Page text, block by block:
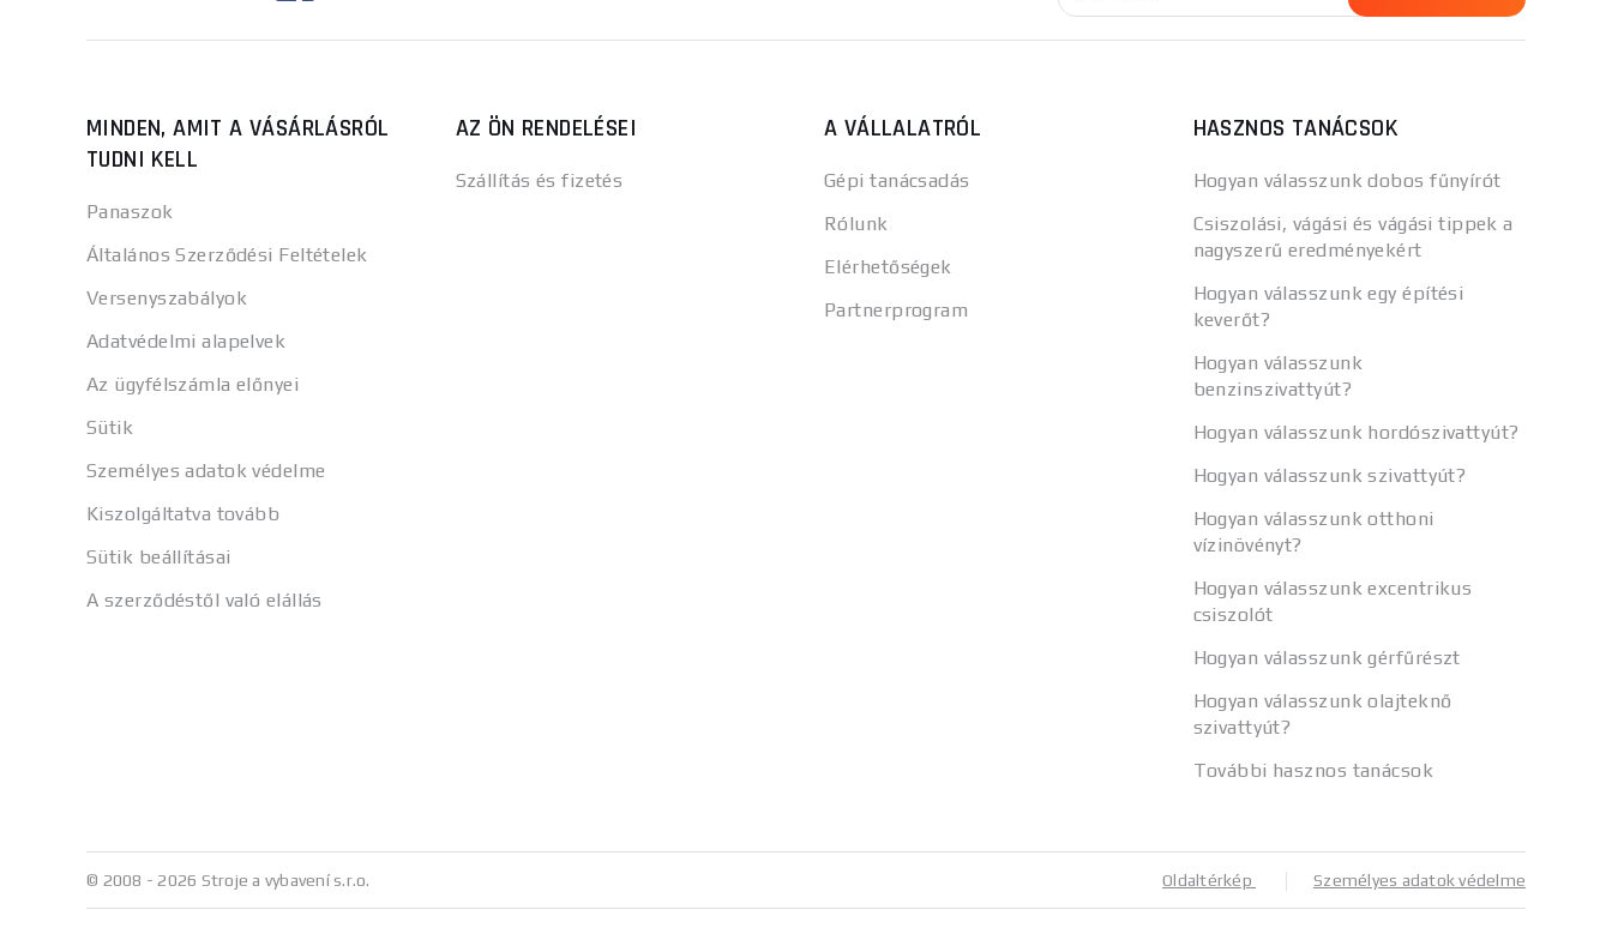
MINDEN, AMIT A VÁSÁRLÁSRÓL
TUDNI KELL
Panaszok
Általános Szerződési Feltételek
Versenyszabályok
Adatvédelmi alapelvek
Az ügyfélszámla előnyei
Sütik
Személyes adatok védelme
Kiszolgáltatva tovább
Sütik beállításai
A szerződéstől való elállás
AZ ÖN RENDELÉSEI
Szállítás és fizetés
A VÁLLALATRÓL
Gépi tanácsadás
Rólunk
Elérhetőségek
Partnerprogram
HASZNOS TANÁCSOK
Hogyan válasszunk dobos fűnyírót
Csiszolási, vágási és vágási tippek a
nagyszerű eredményekért
Hogyan válasszunk egy építési
keverőt?
Hogyan válasszunk
benzinszivattyút?
Hogyan válasszunk hordószivattyút?
Hogyan válasszunk szivattyút?
Hogyan válasszunk otthoni
vízinövényt?
Hogyan válasszunk excentrikus
csiszolót
Hogyan válasszunk gérfűrészt
Hogyan válasszunk olajteknő
szivattyút?
További hasznos tanácsok
© 2008 - 2026 Stroje a vybavení s.r.o. Oldaltérkép Személyes adatok védelme